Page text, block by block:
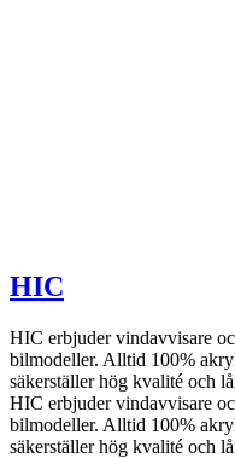
HIC
HIC erbjuder vindavvisare
bilmodeller. Alltid 100%
säkerställer hög kvalité och
HIC erbjuder vindavvisare
bilmodeller. Alltid 100%
säkerställer hög kvalité och